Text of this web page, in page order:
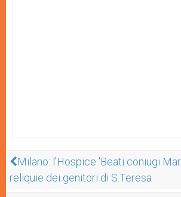
Milano: l'Hospice 'Beati coniugi
reliquie dei genitori di S.Teresa